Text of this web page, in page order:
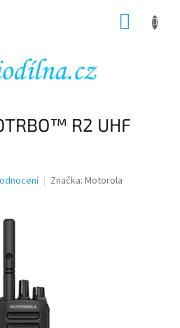
R2 UHF
Značka: Motorola